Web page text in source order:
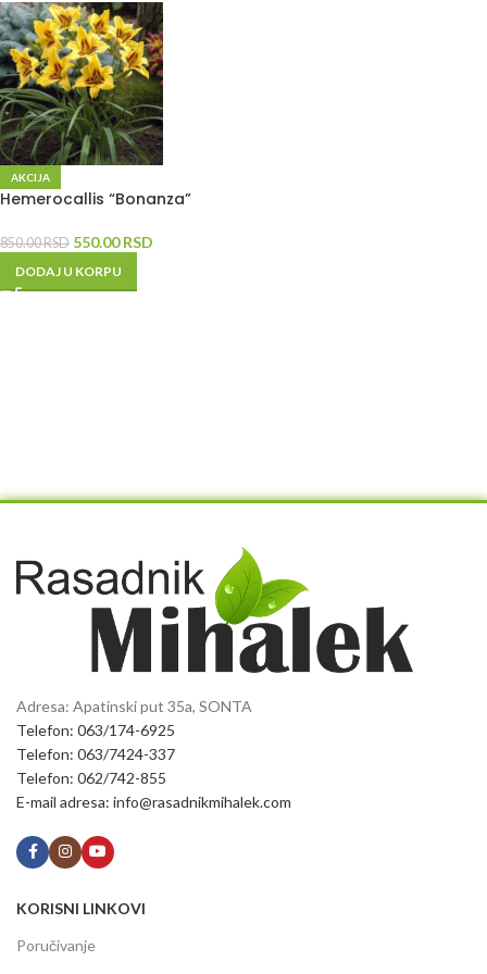
AKCIJA
Hemerocallis “Bonanza”
850.00RSD 550.00RSD
DODAJ U KORPU
Adresa: Apatinski put 35a, SONTA
Telefon: 063/174-6925
Telefon: 063/7424-337
Telefon: 062/742-855
E-mail adresa: info@rasadnikmihalek.com
KORISNI LINKOVI
Poručivanje